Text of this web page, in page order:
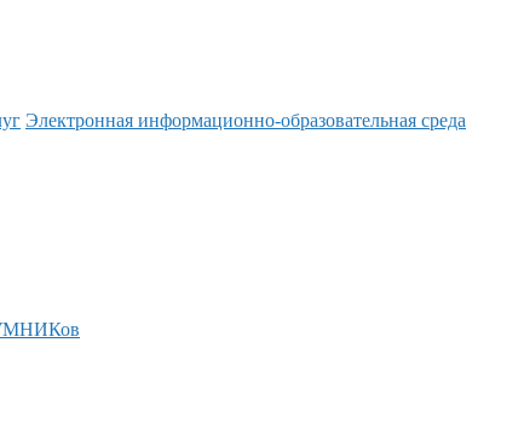
Электронная информационно-образовательная среда